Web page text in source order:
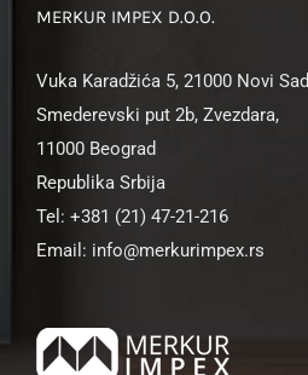
MERKUR IMPEX D.O.O.
Vuka Karadžića 5, 21000 Novi Sad
Smederevski put 2b, Zvezdara,
11000 Beograd
Republika Srbija
Tel: +381 (21) 47-21-216
Email: info@merkurimpex.rs